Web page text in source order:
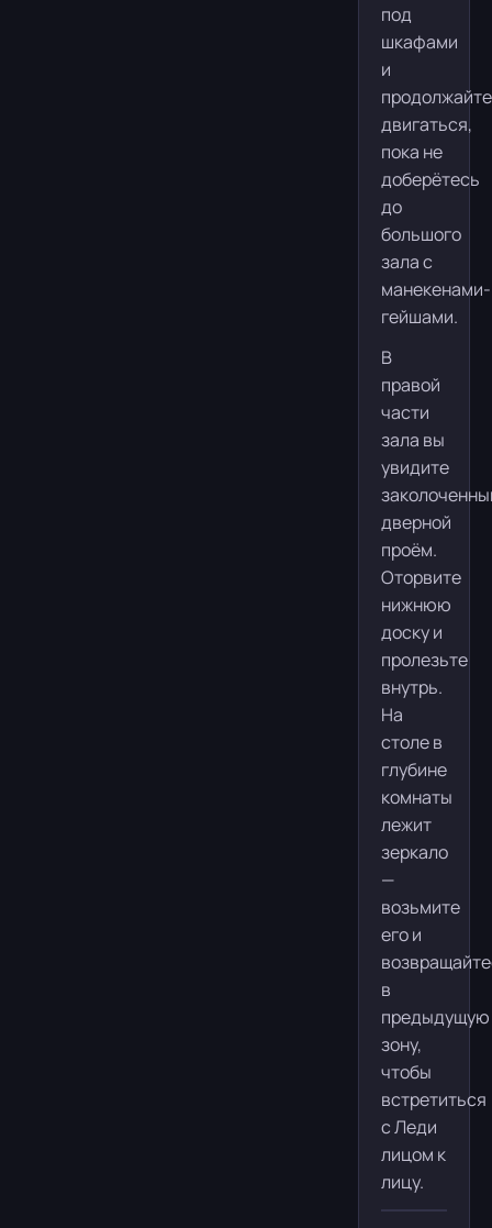
под
шкафами
и
продолжайте
двигаться,
пока не
доберётесь
до
большого
зала с
манекенами-
гейшами.
В
правой
части
зала вы
увидите
дверной
проём.
Оторвите
нижнюю
доску и
пролезьте
внутрь.
На
столе в
глубине
комнаты
лежит
зеркало
—
возьмите
его и
в
предыдущую
зону,
чтобы
встретиться
с Леди
лицом к
лицу.